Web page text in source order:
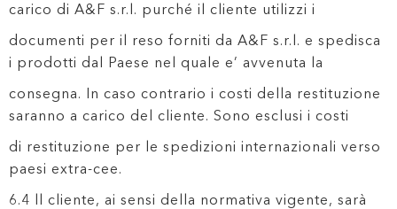
carico di A&F s.r.l. purché il cliente utilizzi i
documenti per il reso forniti da A&F s.r.l. e spedisca
i prodotti dal Paese nel quale e’ avvenuta la
consegna. In caso contrario i costi della restituzione
saranno a carico del cliente. Sono esclusi i costi
di restituzione per le spedizioni internazionali verso
paesi extra-cee.
6.4 ll cliente, ai sensi della normativa vigente, sarà